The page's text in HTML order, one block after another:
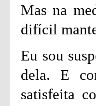
Mas na
difícil
Eu sou
dela. E
satisfeita